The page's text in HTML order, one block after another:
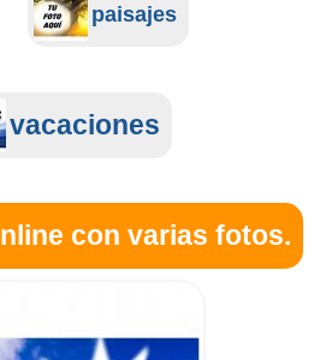
paisajes
vacaciones
con varias fotos.